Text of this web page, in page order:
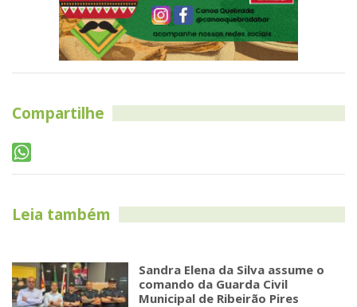
Compartilhe
Leia também
Sandra Elena da Silva assume o
comando da Guarda Civil
Municipal de Ribeirão Pires